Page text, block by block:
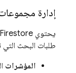
إدارة مجموعات
يحتوي
طلبات البحث التي
المؤشرات